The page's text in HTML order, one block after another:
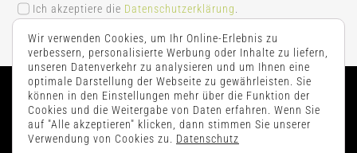
Ich akzeptiere die Datenschutzerklärung
Kontakt |AGB’s|Impressum| Datenschutz
© 2026 WELLTHY® GmbH – All rights reserved.
Wir verwenden Cookies, um Ihr Online-Erlebnis zu
verbessern, personalisierte Werbung oder Inhalte zu liefern,
unseren Datenverkehr zu analysieren und um Ihnen eine
optimale Darstellung der Webseite zu gewährleisten. Sie
können in den Einstellungen mehr über die Funktion der
Cookies und die Weitergabe von Daten erfahren. Wenn Sie
auf "Alle akzeptieren" klicken, dann stimmen Sie unserer
Verwendung von Cookies zu. Datenschutz